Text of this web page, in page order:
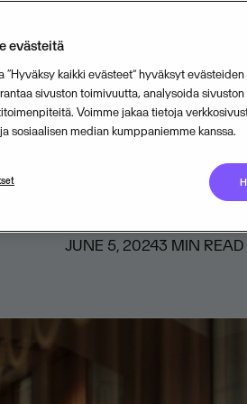
yhteistyön
yrityksiä
JUNE 5, 20243 MIN READ
evästeitä
“Hyväksy kaikki evästeet” hyväksyt
sivuston toimivuutta, analysoida
Voimme jakaa tietoja
sosiaalisen median kumppaniemme kanssa.